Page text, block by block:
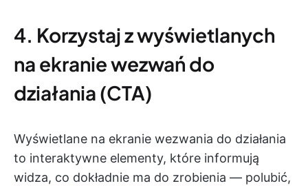
4. Korzystaj z wyświetlanych
na ekranie wezwań do
działania (CTA)
Wyświetlane na ekranie wezwania do działania
to interaktywne elementy, które informują
widza, co dokładnie ma do zrobienia — polubić,